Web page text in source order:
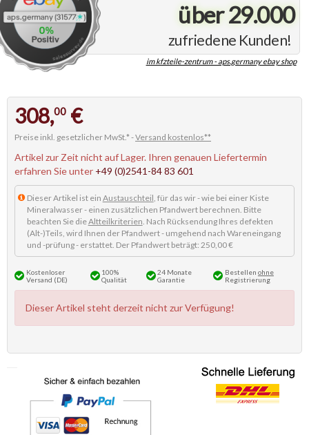
über 29.000
zufriedene Kunden!
im kfzteile-zentrum - aps.germany ebay shop
308,00 €
Preise inkl. gesetzlicher MwSt.* -Versand kostenlos**
Artikel zur Zeit nicht auf Lager. Ihren genauen Liefertermin
erfahren Sie unter +49 (0)2541-84 83 601
Dieser Artikel ist ein Austauschteil , für das wir - wie bei einer Kiste
Mineralwasser - einen zusätzlichen Pfandwert berechnen. Bitte
beachten Sie dieAltteilkriterien . Nach Rücksendung Ihres defekten
(Alt-)Teils, wird Ihnen der Pfandwert - umgehend nach Wareneingang
und -prüfung - erstattet. Der Pfandwert beträgt: 250,00 €
Kostenloser
Versand (DE)
100%
Qualität
24 Monate
Garantie
Bestellen ohne
Registrierung
Dieser Artikel steht derzeit nicht zur Verfügung!